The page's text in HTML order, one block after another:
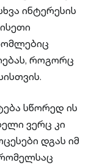
ინტერესის
როგორც
სწორედ ის
ვერც კი
დგას იმ